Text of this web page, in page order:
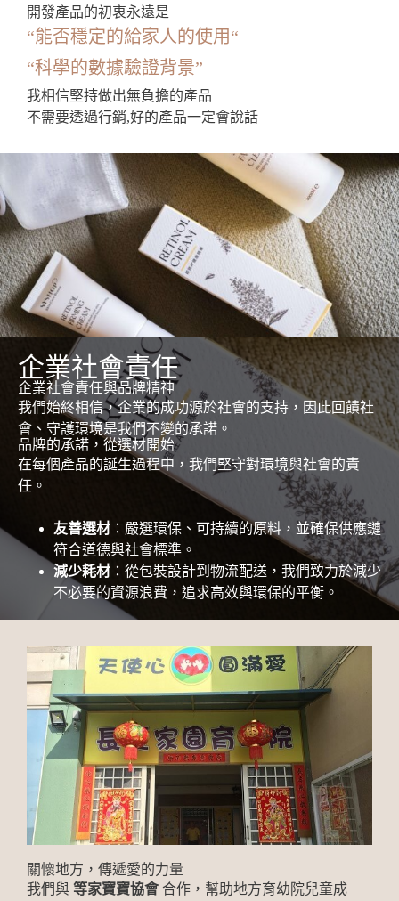
開發產品的初衷永遠是
“能否穩定的給家人的使用“
“科學的數據驗證背景”
我相信堅持做出無負擔的產品
不需要透過行銷,好的產品一定會說話
企業社會責任
企業社會責任與品牌精神
我們始終相信，企業的成功源於社會的支持，因此回饋社
會、守護環境是我們不變的承諾。
品牌的承諾，從選材開始
在每個產品的誕生過程中，我們堅守對環境與社會的責
任。
友善選材 ：嚴選環保、可持續的原料，並確保供應鏈
符合道德與社會標準。
減少耗材 ：從包裝設計到物流配送，我們致力於減少
不必要的資源浪費，追求高效與環保的平衡。
關懷地方，傳遞愛的力量
我們與 等家寶寶協會合作，幫助地方育幼院兒童成